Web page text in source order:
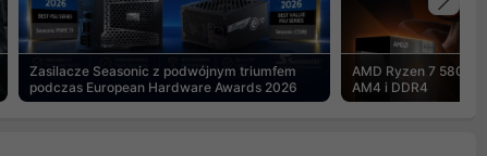
Zasilacze Seasonic z podwójnym triumfem
podczas European Hardware Awards 2026
AMD Ryzen 7
AM4 i DDR4